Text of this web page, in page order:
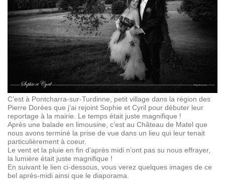
C’est à Pontcharra-sur-Turdinne, petit village dans la région des
Pierre Dorées que j’ai rejoint Sophie et Cyril pour débuter leur
reportage à la mairie. Le temps était juste magnifique !
Après une balade en limousine, c’est au Château de Matel que
nous avons terminé la prise de vue dans un lieu qui leur tenait
particulièrement à coeur.
Le vent et la pluie en fin d’après midi n’ont pas su nous effrayer,
la lumière était juste magnifique !
En suivant le lien ci-dessous, vous verez quelques images de ce
bel après-midi ainsi que le diaporama.